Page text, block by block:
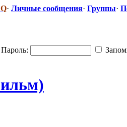
· Личные сообщения· Группы·
Пароль: